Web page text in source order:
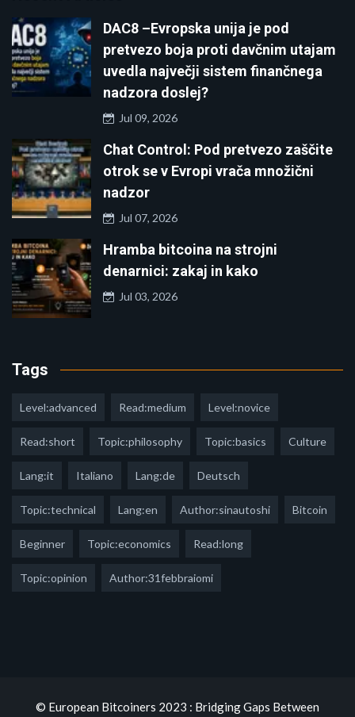
DAC8 –Evropska unija je pod
pretvezo boja proti davčnim utajam
uvedla največji sistem finančnega
nadzora doslej?
Jul 09, 2026
Chat Control: Pod pretvezo zaščite
otrok se v Evropi vrača množični
nadzor
Jul 07, 2026
Hramba bitcoina na strojni
denarnici: zakaj in kako
Jul 03, 2026
Tags
Level:advanced Read:medium Level:novice
Read:short Topic:philosophy Topic:basics Culture
Lang:it Italiano Lang:de Deutsch
Topic:technical Lang:en Author:sinautoshi Bitcoin
Beginner Topic:economics Read:long
Topic:opinion Author:31febbraiomi
© European Bitcoiners 2023 : Bridging Gaps Between